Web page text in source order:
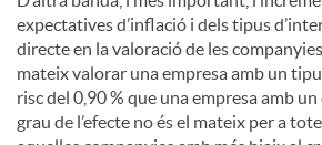
expectatives d’inflació i dels tipus
directe en la valoració de les
mateix valorar una empresa amb un
risc del 0,90 % que una empresa amb un
grau de l’efecte no és el mateix per a